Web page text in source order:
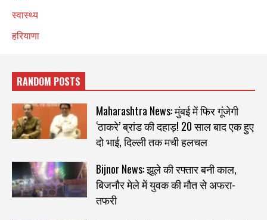
स्वास्थ्य
हरियाणा
RANDOM POSTS
Maharashtra News: मुंबई में फिर गूंजेगी
‘ठाकरे’ ब्रांड की दहाड़! 20 साल बाद एक हुए
दो भाई, दिल्ली तक मची हलचल
Bijnor News: झूले की रफ्तार बनी काल,
बिजनौर मेले में युवक की मौत से अफरा-
तफरी